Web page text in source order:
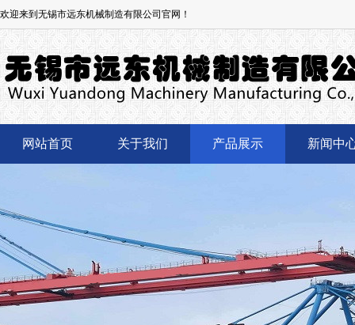
欢迎来到无锡市远东机械制造有限公司官网！
网站首页 关于我们 产品展示 新闻中